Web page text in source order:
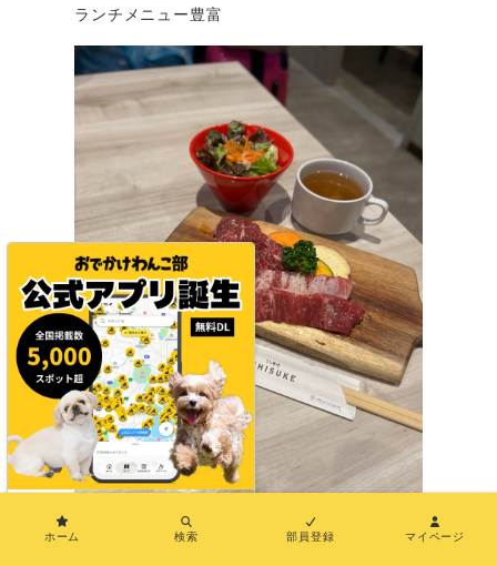
ランチメニュー豊富
美味しそう〜！
ホーム 検索 部員登録 マイページ